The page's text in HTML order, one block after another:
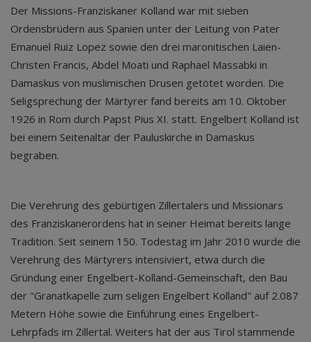
Der Missions-Franziskaner Kolland war mit sieben
Ordensbrüdern aus Spanien unter der Leitung von Pater
Emanuel Ruiz Lopez sowie den drei maronitischen Laien-
Christen Francis, Abdel Moati und Raphael Massabki in
Damaskus von muslimischen Drusen getötet worden. Die
Seligsprechung der Märtyrer fand bereits am 10. Oktober
1926 in Rom durch Papst Pius XI. statt. Engelbert Kolland ist
bei einem Seitenaltar der Pauluskirche in Damaskus
begraben.
Die Verehrung des gebürtigen Zillertalers und Missionars
des Franziskanerordens hat in seiner Heimat bereits lange
Tradition. Seit seinem 150. Todestag im Jahr 2010 wurde die
Verehrung des Märtyrers intensiviert, etwa durch die
Gründung einer Engelbert-Kolland-Gemeinschaft, den Bau
der "Granatkapelle zum seligen Engelbert Kolland" auf 2.087
Metern Höhe sowie die Einführung eines Engelbert-
Lehrpfads im Zillertal. Weiters hat der aus Tirol stammende